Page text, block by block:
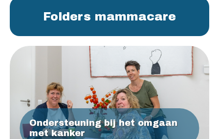
Folders mammacare
Ondersteuning bij het omgaan
met kanker